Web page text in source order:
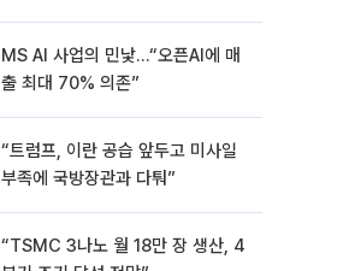
MS AI 사업의 민낯…“오픈AI에 매
출 최대 70% 의존”
“트럼프, 이란 공습 앞두고 미사일
부족에 국방장관과 다퉈”
“TSMC 3나노 월 18만 장 생산, 4